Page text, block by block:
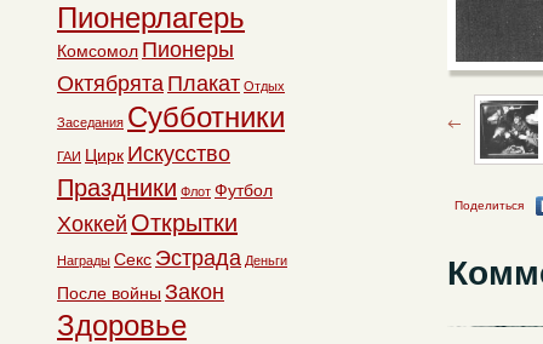
Поделиться
Пионерлагерь
Комсомол Пионеры
Октябрята Плакат Отдых
Заседания Субботники
ГАИ Цирк Искусство
Праздники Флот Футбол
Хоккей Открытки
Награды Секс Эстрада Деньги
После войны Закон
Здоровье